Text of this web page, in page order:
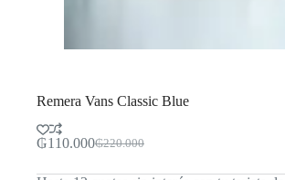
Remera Vans Classic Blue
₲220.000
El
₲110.000El